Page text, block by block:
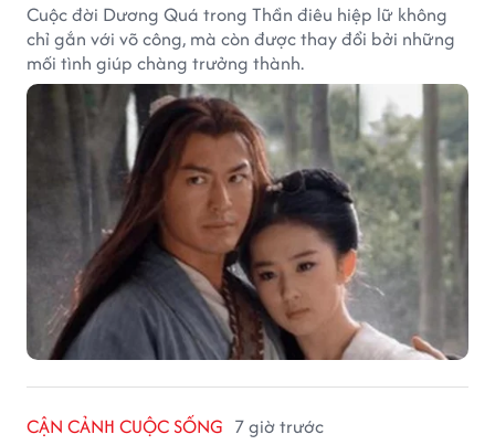
Cuộc đời Dương Quá trong Thần điêu hiệp lữ không
chỉ gắn với võ công, mà còn được thay đổi bởi những
mối tình giúp chàng trưởng thành.
CẬN CẢNH CUỘC SỐNG 7 giờ trước